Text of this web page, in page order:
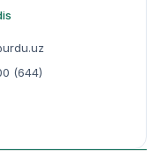
(644)